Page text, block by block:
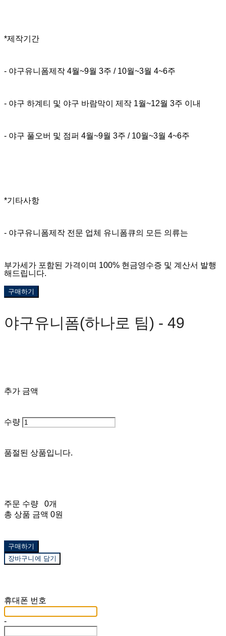
*제작기간
- 야구유니폼제작 4월~9월 3주 / 10월~3월 4~6주
- 야구 하계티 및 야구 바람막이 제작 1월~12월 3주 이내
- 야구 풀오버 및 점퍼 4월~9월 3주 / 10월~3월 4~6주
*기타사항
- 야구유니폼제작 전문 업체 유니폼큐의 모든 의류는
부가세가 포함된 가격이며 100% 현금영수증 및 계산서 발행
해드립니다.
구매하기
야구유니폼(하나로 팀) - 49
추가 금액
수량
품절된 상품입니다.
주문 수량
0개
총 상품 금액 0원
구매하기
장바구니에 담기
휴대폰 번호
-